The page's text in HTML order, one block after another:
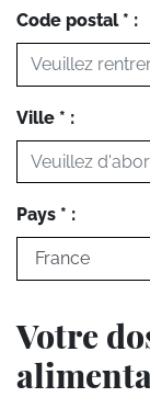
Code postal * :
Ville * :
Pays * :
Votre